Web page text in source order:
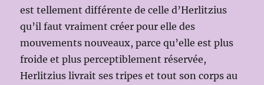
est tellement différente de celle d’Herlitzius
qu’il faut vraiment créer pour elle des
mouvements nouveaux, parce qu’elle est plus
froide et plus perceptiblement réservée,
Herlitzius livrait ses tripes et tout son corps au